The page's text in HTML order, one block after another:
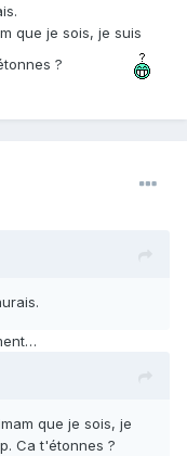
que je sois, je suis
?
que je sois, je
Ca t'étonnes ?